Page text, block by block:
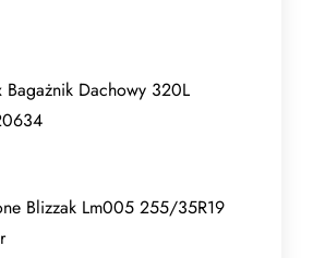
Bagażnik Dachowy 320L
Blizzak Lm005 255/35R19